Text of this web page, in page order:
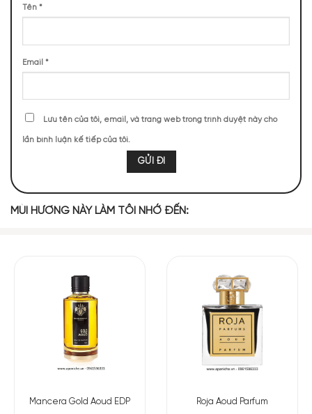
BASE NOTES
Da Thuộc Vani Trầm Hương Gỗ Đàn Hương
Nhựa Bồ Đề
Hương
Mùi/Ngò
ấm áp, tạo nên một cân bằng hoàn hảo. Tiếp theo là hương
trầm hương, gỗ đàn hương và benzoin, tạo nên một tầng
hương phức tạp và quyền lực, đầy sức hút và bí ẩn. Hương hoa
hồng nhẹ nhàng nhưng sôi động cũng kết hợp để tạo thêm
một sự mềm mại và nữ tính.
khó quên choPrive Cuir Noir
. Tất cả các tầng hương này hòa
Tên *
Email *
Lưu tên của tôi, email, và trang web trong trình duyệt này cho
lần bình luận kế tiếp của tôi.
MÙI HƯƠNG NÀY LÀM TÔI NHỚ ĐẾN:
Mancera Gold Aoud EDP Roja Aoud Parfum